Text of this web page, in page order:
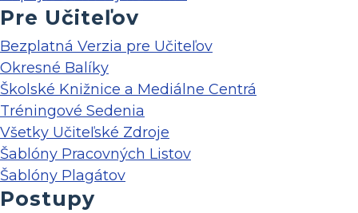
Pre Učiteľov
Bezplatná Verzia pre Učiteľov
Okresné Balíky
Školské Knižnice a Mediálne Centrá
Tréningové Sedenia
Všetky Učiteľské Zdroje
Šablóny Pracovných Listov
Šablóny Plagátov
Postupy